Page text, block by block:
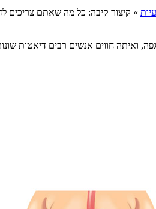
» קיצור קיבה: כל מה שאתם צריכים
ואיתה חווים אנשים רבים דיאטות